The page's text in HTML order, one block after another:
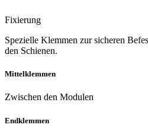
Fixierung
Spezielle Klemmen zur sicheren
den Schienen.
Mittelklemmen
Zwischen den Modulen
Endklemmen